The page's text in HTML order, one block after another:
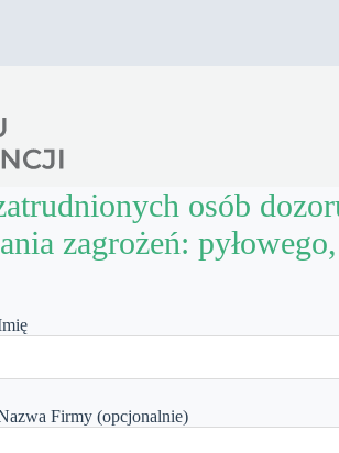
osób
zagrożeń:
Firmy (opcjonalnie)